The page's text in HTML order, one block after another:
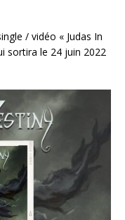
/ vidéo « Judas In
sortira le 24 juin 2022